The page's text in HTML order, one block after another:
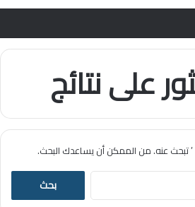
على نتائج
’ تبحث عنه. من الممكن أن يساعدك البحث.
ا